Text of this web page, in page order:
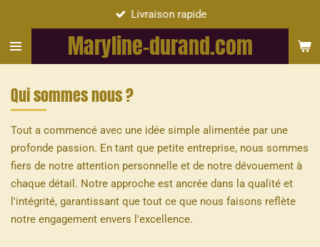
contenu
Maryline-durand.com
Livraison rapide
Qui sommes nous ?
Tout a commencé avec une idée simple alimentée par une
profonde passion. En tant que petite entreprise, nous sommes
fiers de notre attention personnelle et de notre dévouement à
chaque détail. Notre approche est ancrée dans la qualité et
l'intégrité, garantissant que tout ce que nous faisons reflète
notre engagement envers l'excellence.